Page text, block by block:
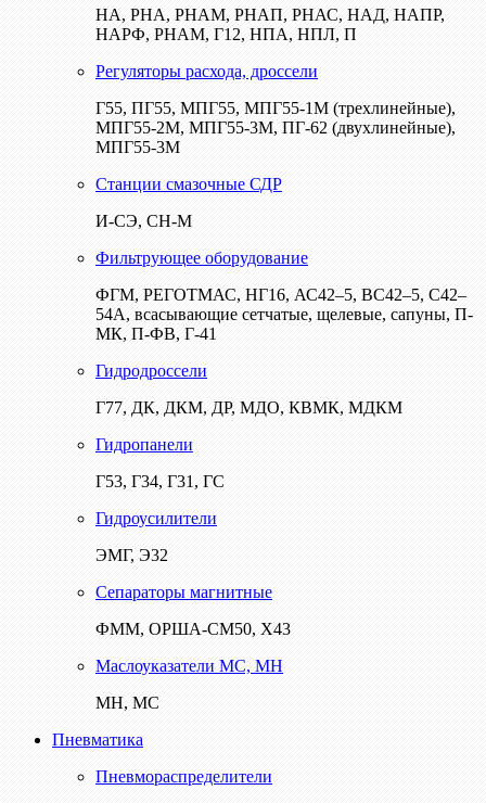
НА, РНА, РНАМ, РНАП, РНАС, НАД, НАПР,
НАРФ, РНАМ, Г12, НПА, НПЛ, П
Регуляторы расхода, дроссели
Г55, ПГ55, МПГ55, МПГ55-1М (трехлинейные),
МПГ55-2М, МПГ55-3М, ПГ-62 (двухлинейные),
МПГ55-3М
Станции смазочные СДР
И-СЭ, СН-М
Фильтрующее оборудование
ФГМ, РЕГОТМАС, НГ16, АС42–5, ВС42–5, С42–
54А, всасывающие сетчатые, щелевые, сапуны, П-
МК, П-ФВ, Г-41
Гидродроссели
Г77, ДК, ДКМ, ДР, МДО, КВМК, МДКМ
Гидропанели
Г53, Г34, Г31, ГС
Гидроусилители
ЭМГ, Э32
Сепараторы магнитные
ФММ, ОРША-СМ50, Х43
Маслоуказатели МС, МН
МН, МС
Пневматика
Пневмораспределители